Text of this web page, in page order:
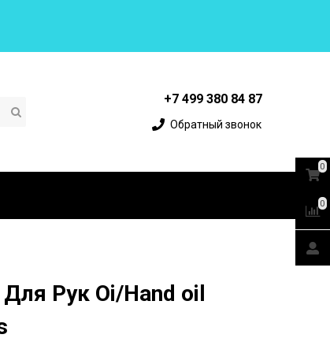
+7 499 380 84 87
Обратный звонок
Рук Oi/Hand oil
0
0